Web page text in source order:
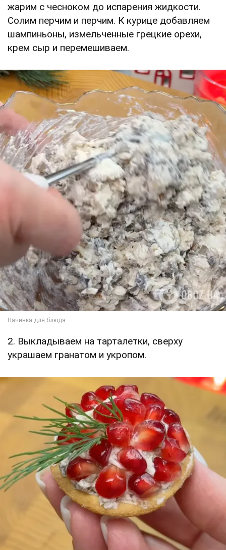
жарим с чесноком до испарения жидкости.
Солим перчим и перчим. К курице добавляем
шампиньоны, измельченные грецкие орехи,
крем сыр и перемешиваем.
2. Выкладываем на тарталетки, сверху
украшаем гранатом и укропом.